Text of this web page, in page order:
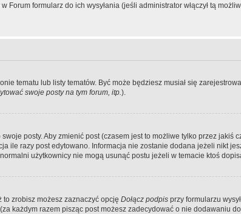
formularz do ich wysyłania (jeśli administrator włączył tą
tematu lub listy tematów. Być może będziesz musiał się
swoje posty na tym forum, itp.).
posty. Aby zmienić post (czasem jest to możliwe tylko przez jakiś
ile razy post edytowano. Informacja nie zostanie dodana jeżeli nikt
użytkownicy nie mogą usunąć postu jeżeli w temacie ktoś
zrobisz możesz zaznaczyć opcję Dołącz podpis przy formularzu
każdym razem pisząc post możesz zadecydować o nie dodawaniu